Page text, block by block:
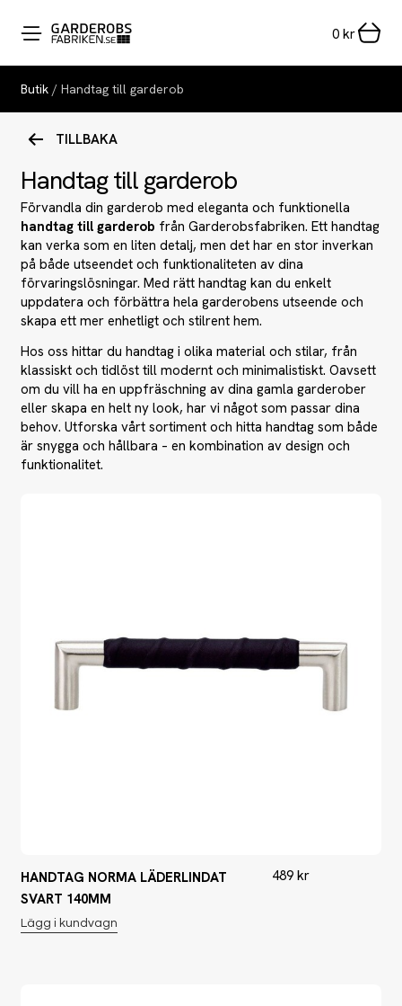
0 kr
Butik / Handtag till garderob
TILLBAKA
Handtag till garderob
Förvandla din garderob med eleganta och funktionella
handtag till garderob från Garderobsfabriken. Ett handtag
kan verka som en liten detalj, men det har en stor inverkan
på både utseendet och funktionaliteten av dina
förvaringslösningar. Med rätt handtag kan du enkelt
uppdatera och förbättra hela garderobens utseende och
skapa ett mer enhetligt och stilrent hem.
Hos oss hittar du handtag i olika material och stilar, från
klassiskt och tidlöst till modernt och minimalistiskt. Oavsett
om du vill ha en uppfräschning av dina gamla garderober
eller skapa en helt ny look, har vi något som passar dina
behov. Utforska vårt sortiment och hitta handtag som både
är snygga och hållbara – en kombination av design och
funktionalitet.
HANDTAG NORMA LÄDERLINDAT
SVART 140MM
Lägg i kundvagn
489 kr